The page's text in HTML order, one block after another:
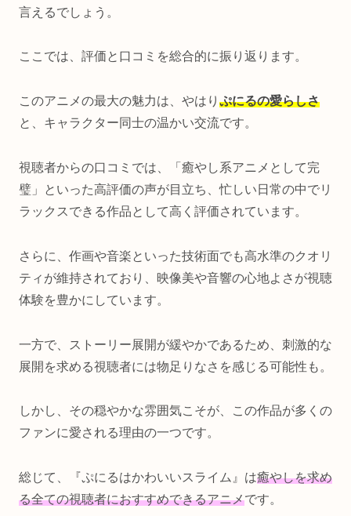
言えるでしょう。
ここでは、評価と口コミを総合的に振り返ります。
このアニメの最大の魅力は、やはり ぷにるの愛らしさ
と、キャラクター同士の温かい交流です。
視聴者からの口コミでは、「癒やし系アニメとして完
璧」といった高評価の声が目立ち、忙しい日常の中でリ
ラックスできる作品として高く評価されています。
さらに、作画や音楽といった技術面でも高水準のクオリ
ティが維持されており、映像美や音響の心地よさが視聴
体験を豊かにしています。
一方で、ストーリー展開が緩やかであるため、刺激的な
展開を求める視聴者には物足りなさを感じる可能性も。
しかし、その穏やかな雰囲気こそが、この作品が多くの
ファンに愛される理由の一つです。
総じて、『ぷにるはかわいいスライム』は癒やしを求め
る全ての視聴者におすすめできるアニメです。